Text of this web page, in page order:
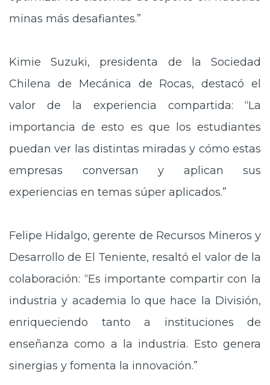
minas más desafiantes.”
Kimie Suzuki, presidenta de la Sociedad
Chilena de Mecánica de Rocas, destacó el
valor de la experiencia compartida: “La
importancia de esto es que los estudiantes
puedan ver las distintas miradas y cómo estas
empresas conversan y aplican sus
experiencias en temas súper aplicados.”
Felipe Hidalgo, gerente de Recursos Mineros y
Desarrollo de El Teniente, resaltó el valor de la
colaboración: “Es importante compartir con la
industria y academia lo que hace la División,
enriqueciendo tanto a instituciones de
enseñanza como a la industria. Esto genera
sinergias y fomenta la innovación.”